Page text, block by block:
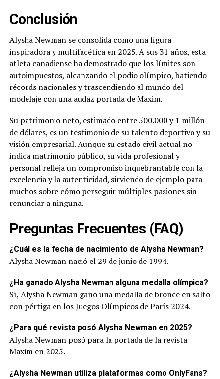
Conclusión
Alysha Newman se consolida como una figura
inspiradora y multifacética en 2025. A sus 31 años, esta
atleta canadiense ha demostrado que los límites son
autoimpuestos, alcanzando el podio olímpico, batiendo
récords nacionales y trascendiendo al mundo del
modelaje con una audaz portada de Maxim.
Su patrimonio neto, estimado entre 500.000 y 1 millón
de dólares, es un testimonio de su talento deportivo y su
visión empresarial. Aunque su estado civil actual no
indica matrimonio público, su vida profesional y
personal refleja un compromiso inquebrantable con la
excelencia y la autenticidad, sirviendo de ejemplo para
muchos sobre cómo perseguir múltiples pasiones sin
renunciar a ninguna.
Preguntas Frecuentes (FAQ)
¿Cuál es la fecha de nacimiento de Alysha Newman?
Alysha Newman nació el 29 de junio de 1994.
¿Ha ganado Alysha Newman alguna medalla olímpica?
Sí, Alysha Newman ganó una medalla de bronce en salto
con pértiga en los Juegos Olímpicos de París 2024.
¿Para qué revista posó Alysha Newman en 2025?
Alysha Newman posó para la portada de la revista
Maxim en 2025.
¿Alysha Newman utiliza plataformas como OnlyFans?